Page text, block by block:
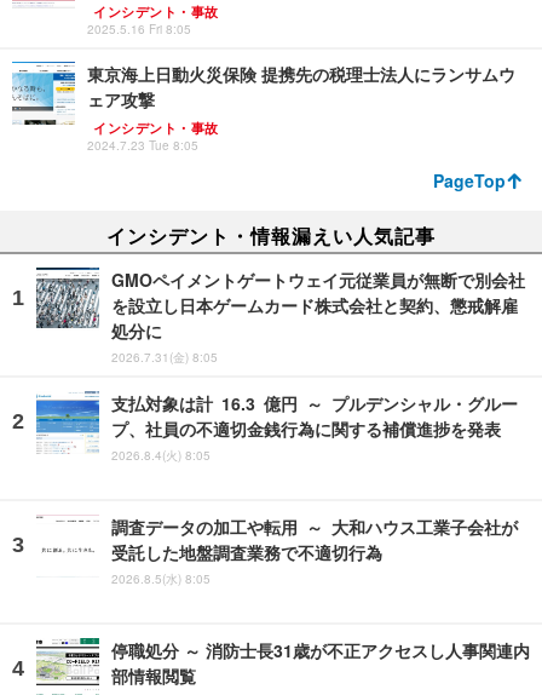
インシデント・事故
2025.5.16 Fri 8:05
東京海上日動火災保険 提携先の税理士法人にランサムウ
ェア攻撃
インシデント・事故
2024.7.23 Tue 8:05
PageTop
インシデント・情報漏えい人気記事
GMOペイメントゲートウェイ元従業員が無断で別会社
を設立し日本ゲームカード株式会社と契約、懲戒解雇
処分に
2026.7.31(金) 8:05
支払対象は計 16.3 億円 ～ プルデンシャル・グルー
プ、社員の不適切金銭行為に関する補償進捗を発表
2026.8.4(火) 8:05
調査データの加工や転用 ～ 大和ハウス工業子会社が
受託した地盤調査業務で不適切行為
2026.8.5(水) 8:05
停職処分 ～ 消防士長31歳が不正アクセスし人事関連内
部情報閲覧